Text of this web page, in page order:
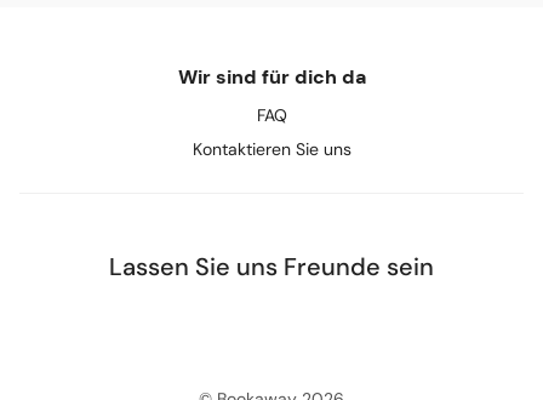
Wir sind für dich da
FAQ
Kontaktieren Sie uns
Lassen Sie uns Freunde sein